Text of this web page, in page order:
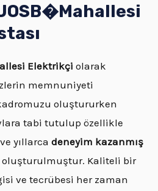
Mahallesi
Elektrikçi olarak
memnuniyeti
oluştururken
tabi tutulup özellikle
yıllarca deneyim kazanmış
oluşturulmuştur. Kaliteli bir
ve tecrübesi her zaman